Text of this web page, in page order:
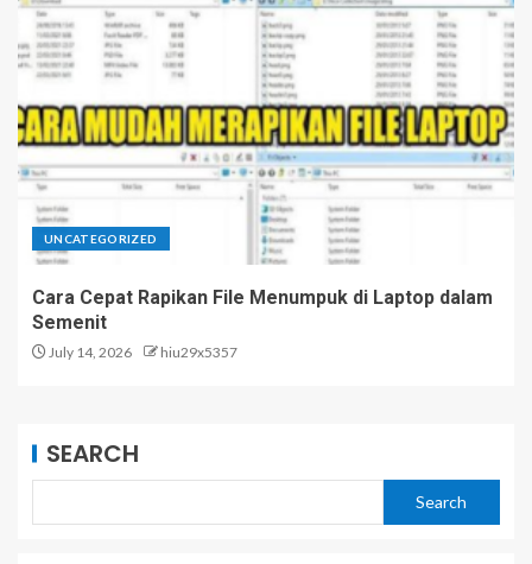
UNCATEGORIZED
Cara Cepat Rapikan File Menumpuk di Laptop dalam
Semenit
July 14, 2026 hiu29x5357
SEARCH
Search